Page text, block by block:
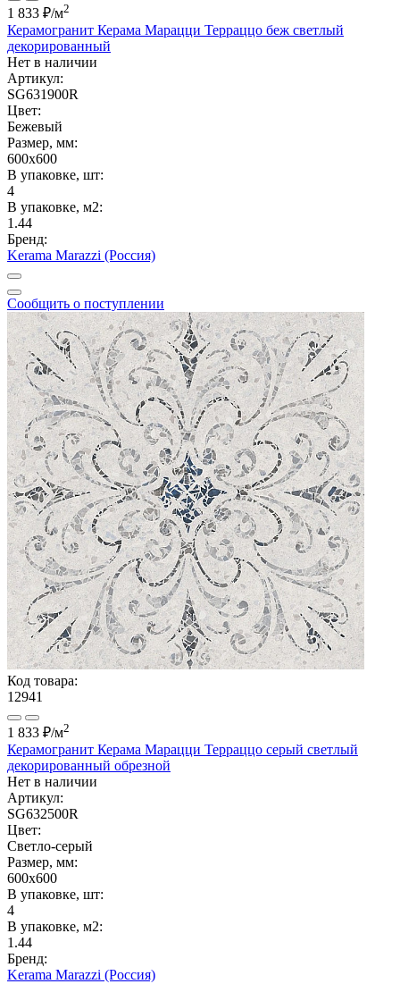
1 833 ₽/м2
Керамогранит Керама Марацци Терраццо беж светлый
декорированный
Нет в наличии
Артикул:
SG631900R
Цвет:
Бежевый
Размер, мм:
600x600
В упаковке, шт:
4
В упаковке, м2:
1.44
Бренд:
Kerama Marazzi (Россия)
Сообщить о поступлении
Код товара:
12941
1 833 ₽/м2
Керамогранит Керама Марацци Терраццо серый светлый
декорированный обрезной
Нет в наличии
Артикул:
SG632500R
Цвет:
Светло-серый
Размер, мм:
600x600
В упаковке, шт:
4
В упаковке, м2:
1.44
Бренд:
Kerama Marazzi (Россия)